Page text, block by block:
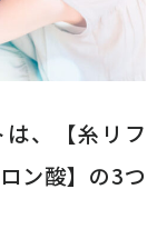
、【糸リフ
ン酸】の3つ